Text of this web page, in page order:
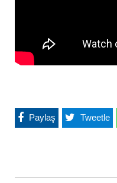
Paylaş Tweetle